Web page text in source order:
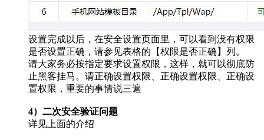
设置完成以后，在安全设置页面里，可以看到没有权限
是否设置正确，请参见表格的【权限是否正确】列。
请大家务必按指定要求设置权限，这样，就可以彻底防
止黑客挂马。请正确设置权限、正确设置权限、正确设
置权限，重要的事情说三遍
4）二次安全验证问题
详见上面的介绍